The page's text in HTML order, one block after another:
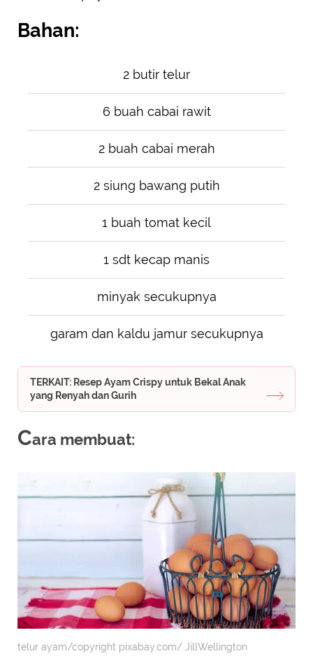
Bahan:
2 butir telur
6 buah cabai rawit
2 buah cabai merah
2 siung bawang putih
1 buah tomat kecil
1 sdt kecap manis
minyak secukupnya
garam dan kaldu jamur secukupnya
TERKAIT: Resep Ayam Crispy untuk Bekal Anak
yang Renyah dan Gurih
Cara membuat:
telur ayam/copyright pixabay.com/ JillWellington